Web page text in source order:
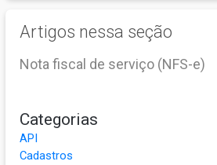
Artigos nessa seção
Nota fiscal de serviço (NFS-e)
Categorias
API
Cadastros